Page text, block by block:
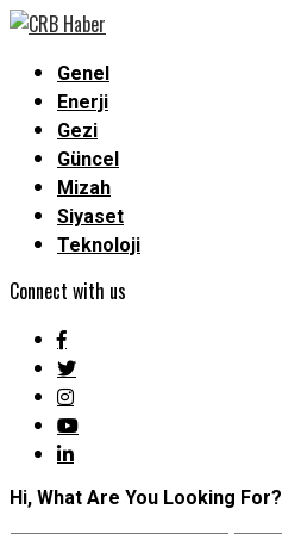
Genel
Enerji
Gezi
Güncel
Mizah
Siyaset
Teknoloji
Connect with us
Hi, What Are You Looking For?